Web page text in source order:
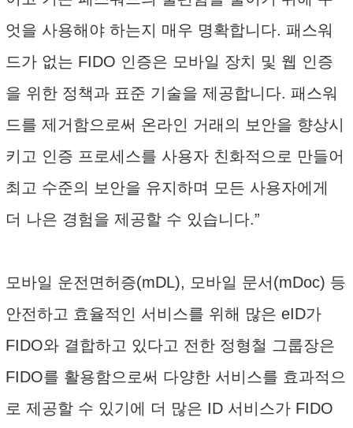
엇을 사용해야 하는지 매우 명확합니다. 패스워
드가 없는 FIDO 인증은 모바일 장치 및 웹 인증
을 위한 정책과 표준 기술을 제공합니다. 패스워
드를 제거함으로써 온라인 거래의 보안을 향상시
키고 인증 프로세스를 사용자 친화적으로 만들어
최고 수준의 보안을 유지하며 모든 사용자에게
더 나은 경험을 제공할 수 있습니다.”
모바일 운전면허증(mDL), 모바일 문서(mDoc) 등
안전하고 효율적인 서비스를 위해 많은 eID가
FIDO와 결합하고 있다고 전한 정형철 그룹장은
FIDO를 활용함으로써 다양한 서비스를 효과적으
로 제공할 수 있기에 더 많은 ID 서비스가 FIDO